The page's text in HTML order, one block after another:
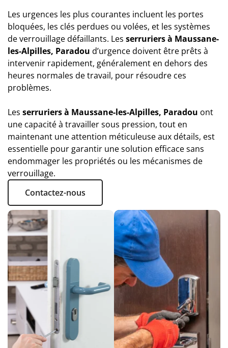
Les urgences les plus courantes incluent les portes
bloquées, les clés perdues ou volées, et les systèmes
de verrouillage défaillants. Les serruriers à Maussane-
les-Alpilles, Paradou d’urgence doivent être prêts à
intervenir rapidement, généralement en dehors des
heures normales de travail, pour résoudre ces
problèmes.
Les serruriers à Maussane-les-Alpilles, Paradou ont
une capacité à travailler sous pression, tout en
maintenant une attention méticuleuse aux détails, est
essentielle pour garantir une solution efficace sans
endommager les propriétés ou les mécanismes de
verrouillage.
Contactez-nous